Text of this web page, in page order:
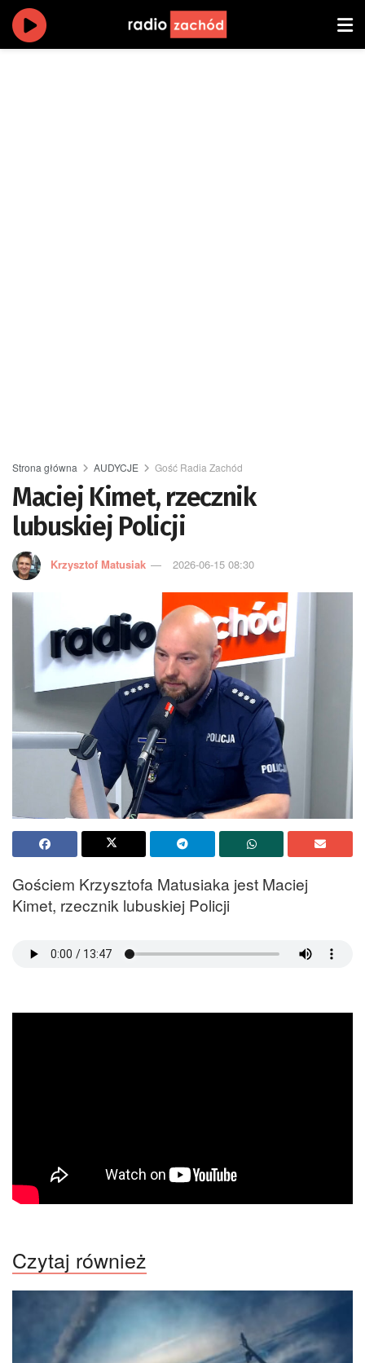
Strona główna AUDYCJE Gość Radia Zachód
Maciej Kimet, rzecznik
lubuskiej Policji
Krzysztof Matusiak 2026-06-15 08:30
Gościem Krzysztofa Matusiaka jest Maciej
Kimet, rzecznik lubuskiej Policji
Czytaj również